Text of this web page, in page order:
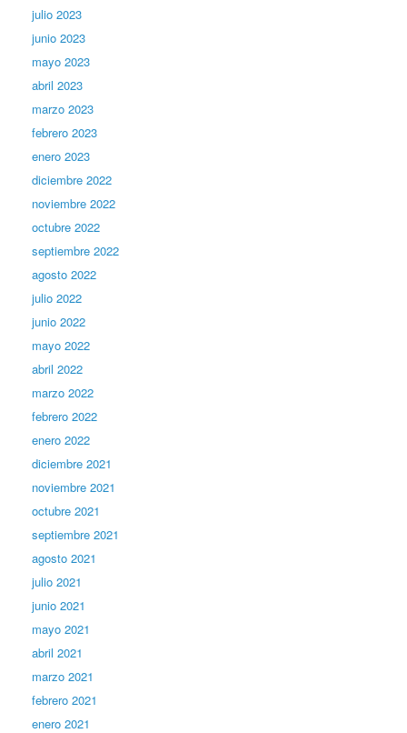
julio 2023
junio 2023
mayo 2023
abril 2023
marzo 2023
febrero 2023
enero 2023
diciembre 2022
noviembre 2022
octubre 2022
septiembre 2022
agosto 2022
julio 2022
junio 2022
mayo 2022
abril 2022
marzo 2022
febrero 2022
enero 2022
diciembre 2021
noviembre 2021
octubre 2021
septiembre 2021
agosto 2021
julio 2021
junio 2021
mayo 2021
abril 2021
marzo 2021
febrero 2021
enero 2021